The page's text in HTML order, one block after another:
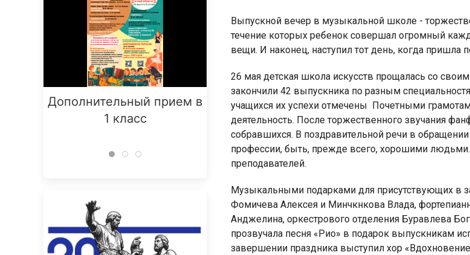
Дополнительный прием в
1 класс
Занятия для детей 4-6 лет
1-5
Выпускной вечер в музыкальной школе -
течение которых ребенок совершал огромный
вещи. И наконец, наступил тот день, когда пришла
26 мая детская школа искусств прощалась со
закончили 42 выпускника по разным
учащихся их успехи отмечены Почетными
деятельность. После торжественного звучания
собравшихся. В поздравительной речи в
профессии, быть, прежде всего, хорошими
преподавателей.
Музыкальными подарками для присутствующих в
Фомичева Алексея и Минчкнкова Влада,
Анджелина, оркестрового отделения Буравлева
прозвучала песня «Рио» в подарок выпускникам
завершении праздника выступил хор